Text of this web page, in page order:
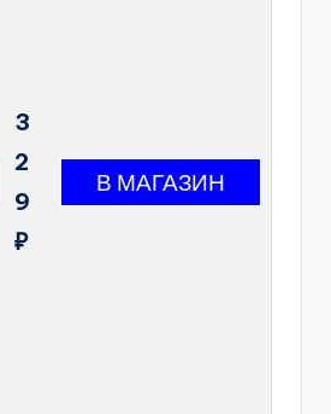
3
2
9
₽